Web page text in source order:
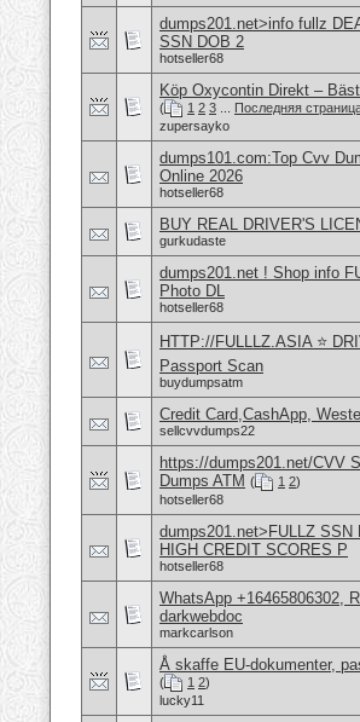
dumps201.net>info fullz
SSN DOB 2
hotseller68
Köp Oxycontin Direkt –
( 1 2 3 Последняя
zupersayko
dumps101.com:Top Cvv
Online 2026
hotseller68
BUY REAL DRIVER'S
gurkudaste
dumps201.net ! Shop info
Photo DL
hotseller68
HTTP://FULLLZ.ASIA ⭐️
Passport Scan
buydumpsatm
Credit Card,CashApp,
sellcvvdumps22
https://dumps201.net/CVV
Dumps ATM ( 1 2)
hotseller68
dumps201.net>FULLZ
HIGH CREDIT SCORES P
hotseller68
WhatsApp +16465806302,
darkwebdoc
markcarlson
Å skaffe EU-dokumenter,
( 1 2)
lucky11